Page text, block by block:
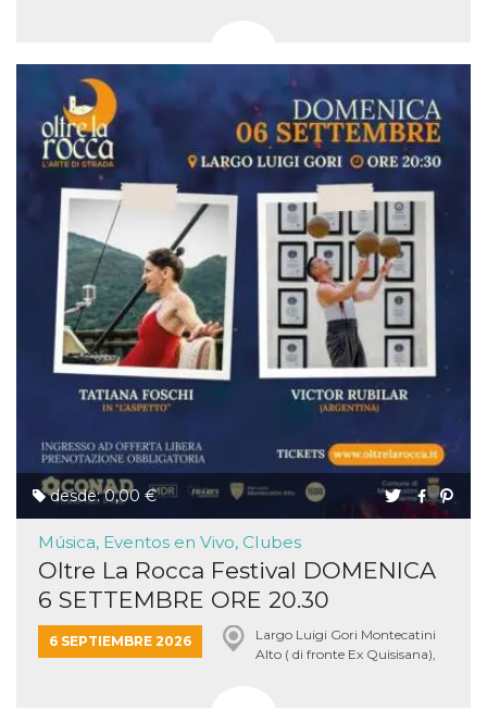
desde: 0,00 €
Música, Eventos en Vivo, Clubes
Oltre La Rocca Festival DOMENICA
6 SETTEMBRE ORE 20.30
6 SEPTIEMBRE 2026
Largo Luigi Gori Montecatini
Alto ( di fronte Ex Quisisana),